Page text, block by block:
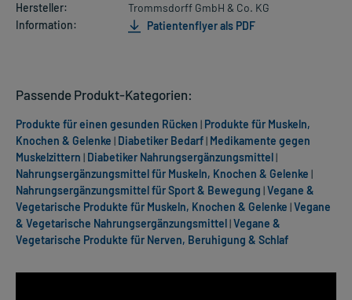
Hersteller:
Trommsdorff GmbH & Co. KG
Information:
Patientenflyer als PDF
Passende Produkt-Kategorien:
Produkte für einen gesunden Rücken | Produkte für Muskeln,
Knochen & Gelenke | Diabetiker Bedarf| Medikamente gegen
Muskelzittern | Diabetiker Nahrungsergänzungsmittel|
Nahrungsergänzungsmittel für Muskeln, Knochen & Gelenke |
Nahrungsergänzungsmittel für Sport & Bewegung |Vegane &
Vegetarische Produkte für Muskeln, Knochen & Gelenke |Vegane
& Vegetarische Nahrungsergänzungsmittel|Vegane &
Vegetarische Produkte für Nerven, Beruhigung & Schlaf